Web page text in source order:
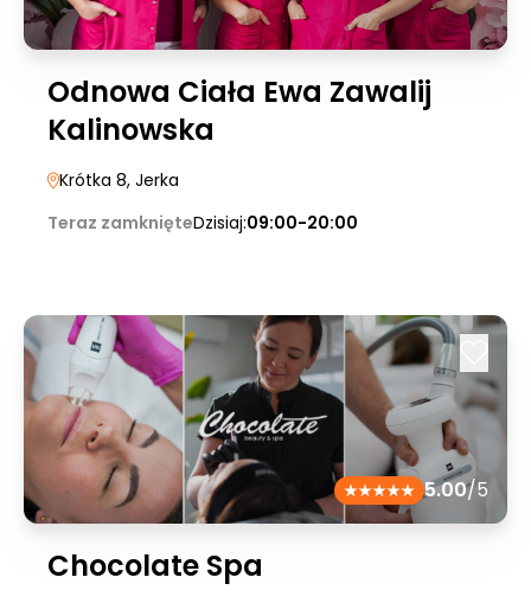
Odnowa Ciała Ewa Zawalij
Kalinowska
Krótka 8, Jerka
Teraz zamknięteDzisiaj:09:00-20:00
5.00/5
Chocolate Spa